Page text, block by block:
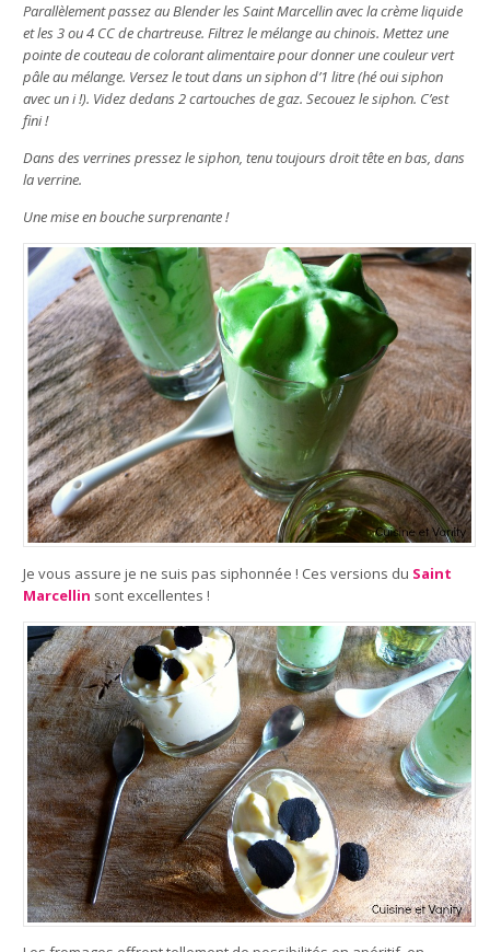
Parallèlement passez au Blender les Saint Marcellin avec la crème liquide
et les 3 ou 4 CC de chartreuse. Filtrez le mélange au chinois. Mettez une
pointe de couteau de colorant alimentaire pour donner une couleur vert
pâle au mélange. Versez le tout dans un siphon d’1 litre (hé oui siphon
avec un i !). Videz dedans 2 cartouches de gaz. Secouez le siphon. C’est
fini !
Dans des verrines pressez le siphon, tenu toujours droit tête en bas, dans
la verrine.
Une mise en bouche surprenante !
Je vous assure je ne suis pas siphonnée ! Ces versions du Saint
Marcellin sont excellentes !